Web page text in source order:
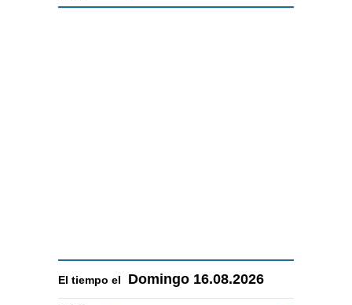
El tiempo el Domingo 16.08.2026